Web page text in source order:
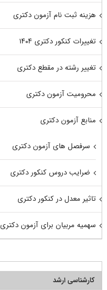
هزینه ثبت نام آزمون دکتری
تغییرات کنکور دکتری ۱۴۰۴
تغییر رشته در مقطع دکتری
محرومیت آزمون دکتری
منابع آزمون دکتری
سرفصل های آزمون دکتری
ضرایب دروس کنکور دکتری
تاثیر معدل در کنکور دکتری
سهمیه مربیان برای آزمون دکتری
کارشناسی ارشد